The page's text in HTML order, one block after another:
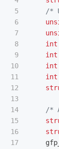
5
6
7
8
9
10
11
12
13
14
15
16
17
/*
int
int
int
int
/*